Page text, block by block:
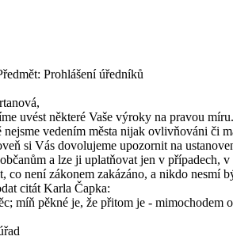
Prohlášení úředníků
uvést některé Vaše výroky na pravou
vedením města nijak ovlivňováni či
si Vás dovolujeme upozornit na
a lze ji uplatňovat jen v případech,
co není zákonem zakázáno, a nikdo nesmí
citát Karla Čapka:
míň pěkné je, že přitom je - mimochodem